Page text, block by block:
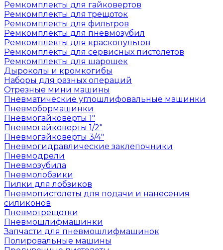
Ремкомплекты для гайковертов
Ремкомплекты для трещоток
Ремкомплекты для фильтров
Ремкомплекты для пневмозубил
Ремкомплекты для краскопультов
Ремкомплекты для сервисных пистолетов
Ремкомплекты для шарошек
Дыроколы и кромкогибы
Наборы для разных операций
Отрезные мини машины
Пневматические углошлифовальные машинки
Пневмобормашинки
Пневмогайковерты 1"
Пневмогайковерты 1/2"
Пневмогайковерты 3/4"
Пневмогидравлические заклепочники
Пневмодрели
Пневмозубила
Пневмолобзики
Пилки для лобзиков
Пневмопистолеты для подачи и нанесения
силиконов
Пневмотрещотки
Пневмошлифмашинки
Запчасти для пневмошлифмашинок
Полировальные машины